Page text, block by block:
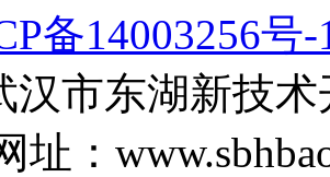
备14003256号-
汉市东湖新技
址：